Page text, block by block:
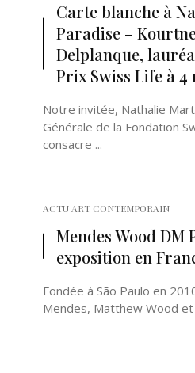
Carte blanche à
Paradise –
Delplanque,
Prix Swiss Life à 4
Notre invitée, Nathalie
Générale de la Fondation
consacre ...
ACTU ART CONTEMPORAIN
Mendes Wood
exposition en
Fondée à São Paulo en
Mendes, Matthew Wood et